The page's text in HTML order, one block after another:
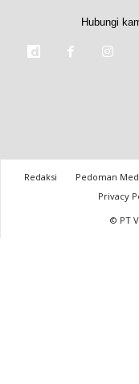
Hubungi
Redaksi Pedoman
Privacy
© PT